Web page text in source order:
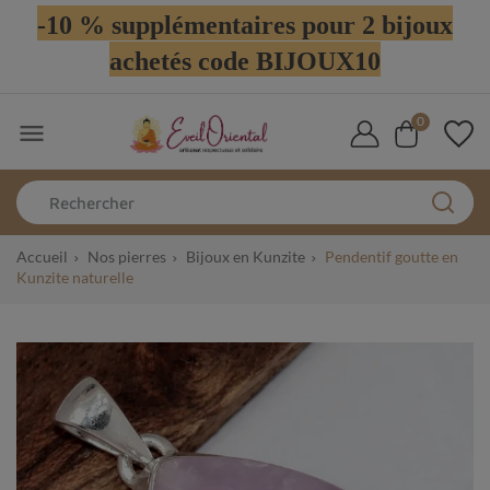
-10 % supplémentaires pour 2 bijoux
achetés code BIJOUX10
 0
Accueil Nos pierres Bijoux en Kunzite
Pendentif goutte en
Kunzite naturelle